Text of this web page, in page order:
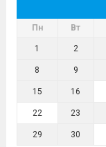
Пн Вт
1 2
8 9
15 16
22 23
29 30